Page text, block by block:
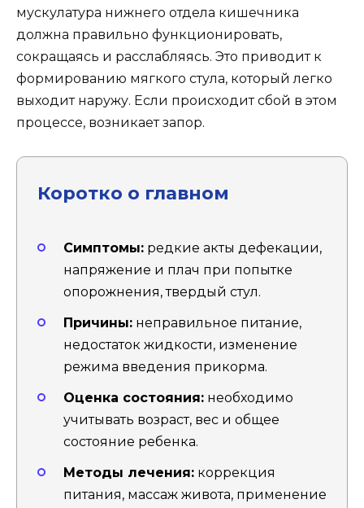
мускулатура нижнего отдела кишечника
должна правильно функционировать,
сокращаясь и расслабляясь. Это приводит к
формированию мягкого стула, который легко
выходит наружу. Если происходит сбой в этом
процессе, возникает запор.
Коротко о главном
Симптомы: редкие акты дефекации,
напряжение и плач при попытке
опорожнения, твердый стул.
Причины: неправильное питание,
недостаток жидкости, изменение
режима введения прикорма.
Оценка состояния: необходимо
учитывать возраст, вес и общее
состояние ребенка.
Методы лечения: коррекция
питания, массаж живота, применение